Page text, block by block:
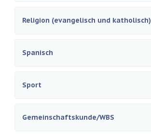
Religion (evangelisch und katholisch)
Spanisch
Sport
Gemeinschaftskunde/WBS